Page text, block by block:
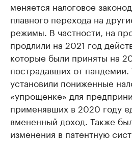
меняется налоговое
плавного перехода на
режимы. В частности, на
продлили на 2021 год
которые были приняты на
пострадавших от
установили пониженные
«упрощенке» для
применявших в 2020 году
вмененный доход. Также
изменения в патентную